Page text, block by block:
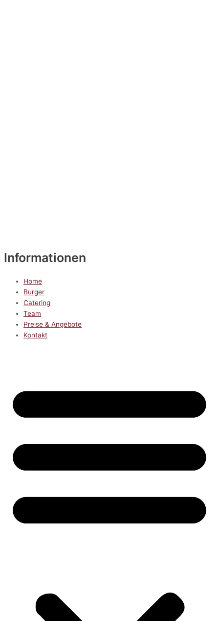
Informationen
Home
Burger
Catering
Team
Preise & Angebote
Kontakt